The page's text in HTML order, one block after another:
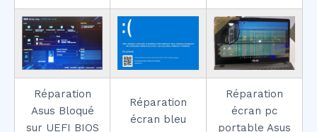
Réparation
Asus Bloqué
sur UEFI BIOS
Réparation
écran bleu
Réparation
écran pc
portable Asus